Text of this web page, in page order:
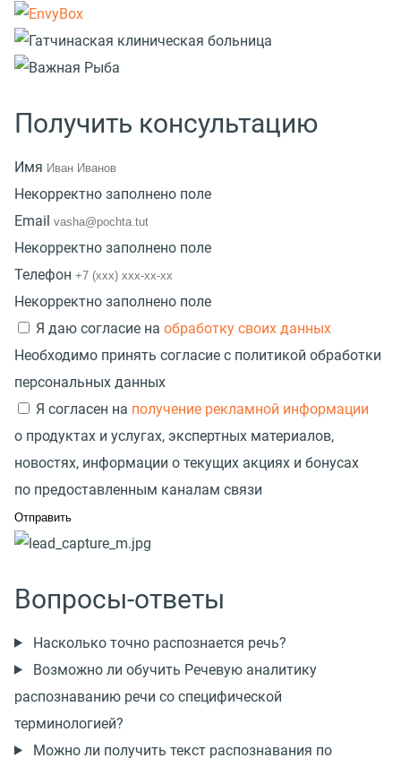
Получить консультацию
Имя
Некорректно заполнено поле
Email
Некорректно заполнено поле
Телефон
Некорректно заполнено поле
Я даю согласие на обработку своих данных
Необходимо принять согласие с политикой обработки
персональных данных
Я согласен на получение рекламной информации
о продуктах и услугах, экспертных материалов,
новостях, информации о текущих акциях и бонусах
по предоставленным каналам связи
Вопросы-ответы
Насколько точно распознается речь?
Возможно ли обучить Речевую аналитику
распознаванию речи со специфической
терминологией?
Можно ли получить текст распознавания по